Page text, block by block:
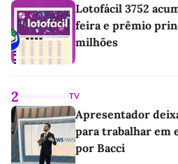
Lotofácil 3752
feira e prêmio
milhões
2 TV
Apresentador
para trabalhar em
por Bacci